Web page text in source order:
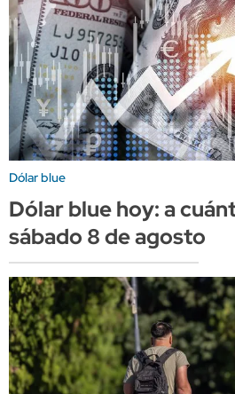
Dólar blue
Dólar blue hoy: a
sábado 8 de agosto